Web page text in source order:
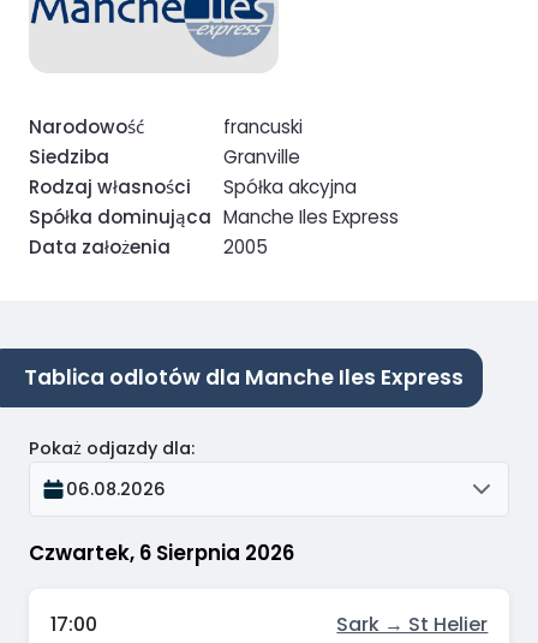
Narodowość
francuski
Siedziba
Granville
Rodzaj własności
Spółka akcyjna
Spółka dominująca Manche Iles Express
Data założenia
2005
Tablica odlotów dla Manche Iles Express
Czwartek, 6 Sierpnia 2026
Pokaż odjazdy dla:
06.08.2026
17:00 Sark → St Helier